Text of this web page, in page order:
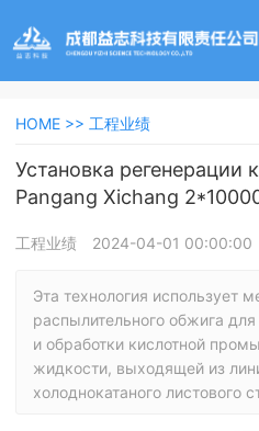
HOME >> 工程业绩
Установка регенерации
Pangang Xichang
工程业绩 2024-04-01 00:00:00
Эта технология использует
распылительного обжига
и обработки кислотной
жидкости, выходящей из
холоднокатаного листового